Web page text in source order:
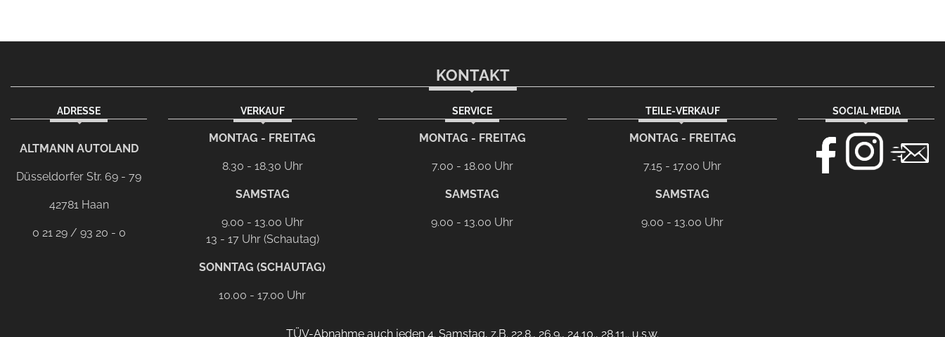
KONTAKT
ADRESSE
ALTMANN AUTOLAND
Düsseldorfer Str. 69 - 79
42781 Haan
0 21 29 / 93 20 - 0
VERKAUF
MONTAG - FREITAG
8.30 - 18.30 Uhr
SAMSTAG
9.00 - 13.00 Uhr
13 - 17 Uhr (Schautag)
SONNTAG (SCHAUTAG)
10.00 - 17.00 Uhr
SERVICE
MONTAG - FREITAG
7.00 - 18.00 Uhr
SAMSTAG
9.00 - 13.00 Uhr
TEILE-VERKAUF
MONTAG - FREITAG
7.15 - 17.00 Uhr
SAMSTAG
9.00 - 13.00 Uhr
SOCIAL MEDIA
Dieser Link führt zu Ihrem eMail-Programm
TÜV-Abnahme auch jeden 4. Samstag, z.B. 22.8., 26.9., 24.10., 28.11.. u.s.w.